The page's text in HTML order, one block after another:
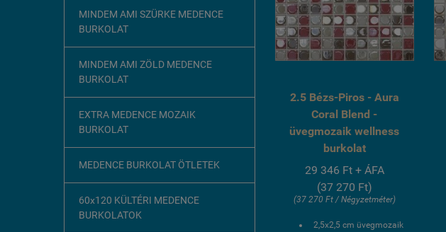
MINDEM AMI SZÜRKE MEDENCE
BURKOLAT
MINDEM AMI ZÖLD MEDENCE
BURKOLAT
EXTRA MEDENCE MOZAIK
BURKOLAT
MEDENCE BURKOLAT ÖTLETEK
60x120 KÜLTÉRI MEDENCE
BURKOLATOK
2.5 Bézs-Piros - Aura
Coral Blend -
üvegmozaik wellness
burkolat
29 346 Ft + ÁFA
(37 270 Ft)
(37 270 Ft / Négyzetméter)
2,5x2,5 cm üvegmozaik